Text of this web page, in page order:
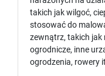
takich jak wilgoć,
stosować do
zewnątrz, takich jak
ogrodnicze, inne
ogrodzenia, rowery